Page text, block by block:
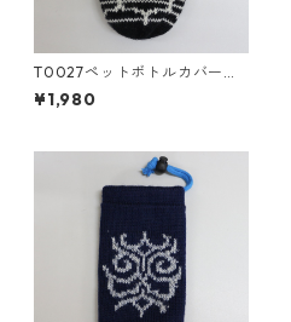
T0027ペットボトルカバー／
津田命子デザインアイヌ文様
編み込みペットボトルカバー c
¥1,980